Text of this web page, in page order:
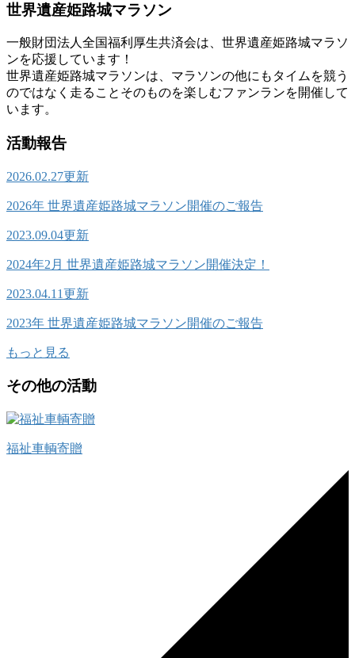
世界遺産姫路城マラソン
一般財団法人全国福利厚生共済会は、世界遺産姫路城マラソ
ンを応援しています！
世界遺産姫路城マラソンは、マラソンの他にもタイムを競う
のではなく走ることそのものを楽しむファンランを開催して
います。
活動報告
2026.02.27更新
2026年 世界遺産姫路城マラソン開催のご報告
2023.09.04更新
2024年2月 世界遺産姫路城マラソン開催決定！
2023.04.11更新
2023年 世界遺産姫路城マラソン開催のご報告
もっと見る
その他の活動
福祉車輌寄贈